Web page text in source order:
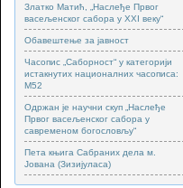
Златко Матић, „Наслеђе Првог
васељенског сабора у XXI веку“
Обавештење за јавност
Часопис „Саборност“ у категорији
истакнутих националних часописа:
М52
Одржан је научни скуп „Наслеђе
Првог васељенског сабора у
савременом богословљу“
Пета књига Сабраних дела м.
Јована (Зизијуласа)